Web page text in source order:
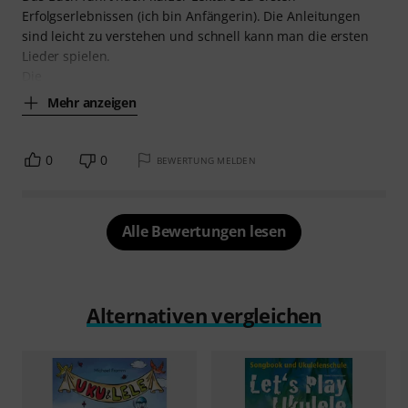
Erfolgserlebnissen (ich bin Anfängerin). Die Anleitungen
sind leicht zu verstehen und schnell kann man die ersten
Lieder spielen.
Mehr anzeigen
0 0 BEWERTUNG MELDEN
Alle Bewertungen lesen
Alternativen vergleichen